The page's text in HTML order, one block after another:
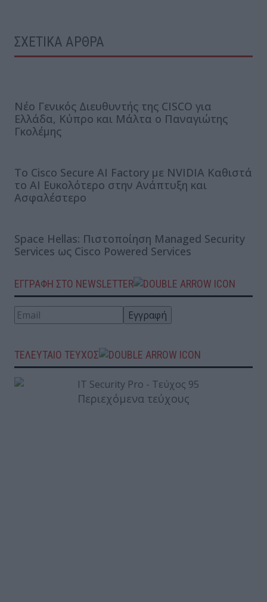
ΣΧΕΤΙΚΑ ΑΡΘΡΑ
Νέο Γενικός Διευθυντής της CISCO για
Ελλάδα, Κύπρο και Μάλτα ο Παναγιώτης
Γκολέμης
Το Cisco Secure AI Factory με NVIDIA Καθιστά
το AI Ευκολότερο στην Ανάπτυξη και
Ασφαλέστερο
Space Hellas: Πιστοποίηση Managed Security
Services ως Cisco Powered Services
ΕΓΓΡΑΦΗ ΣΤΟ NEWSLETTER
ΤΕΛΕΥΤΑΙΟ ΤΕΥΧΟΣ
Περιεχόμενα τεύχους